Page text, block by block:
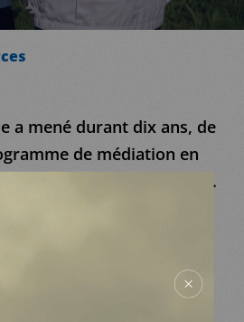
a mené durant dix ans, de
de médiation en
en Haute Vallée de l’Aude.
a été réalisée
et enseignements